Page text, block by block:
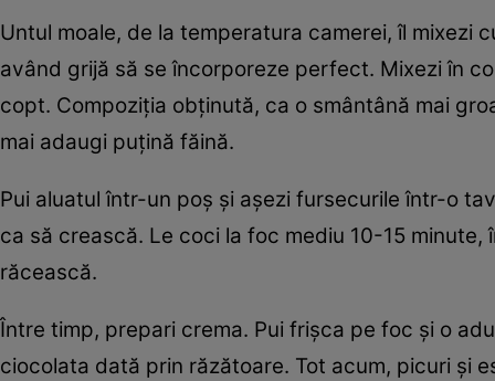
Untul moale, de la temperatura camerei, îl mixezi
având grijă să se încorporeze perfect. Mixezi în
copt. Compoziţia obţinută, ca o smântână mai
mai adaugi puţină făină.
Pui aluatul într-un poş şi aşezi fursecurile într-o
ca să crească. Le coci la foc mediu 10-15
răcească.
Între timp, prepari crema. Pui frişca pe foc şi o
ciocolata dată prin răzătoare. Tot acum, picuri şi